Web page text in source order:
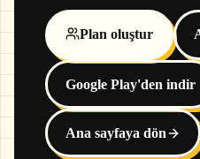
Plan oluştur
Google Play'den indir
Ana sayfaya dön